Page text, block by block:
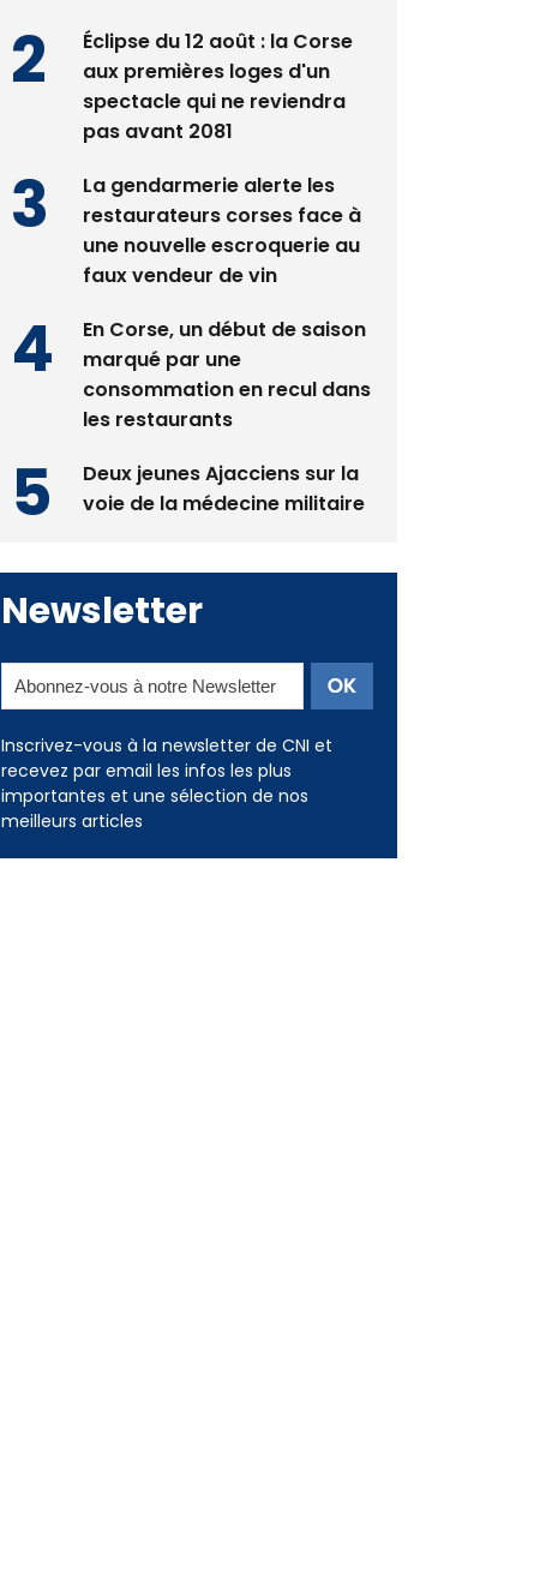
nouvelle Miss Corse 2026
Éclipse du 12 août : la Corse
aux premières loges d'un
pas avant 2081
La gendarmerie alerte les
restaurateurs corses face à
faux vendeur de vin
En Corse, un début de saison
marqué par une
les restaurants
Newsletter
Inscrivez-vous à la newsletter de CNI et
recevez par email les infos les plus